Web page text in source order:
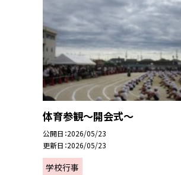
体育参観～開会式～
公開日 2026/05/23
更新日 2026/05/23
学校行事